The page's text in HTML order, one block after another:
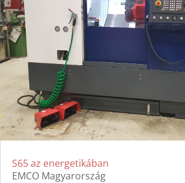
S65 az energetikában
EMCO Magyarország